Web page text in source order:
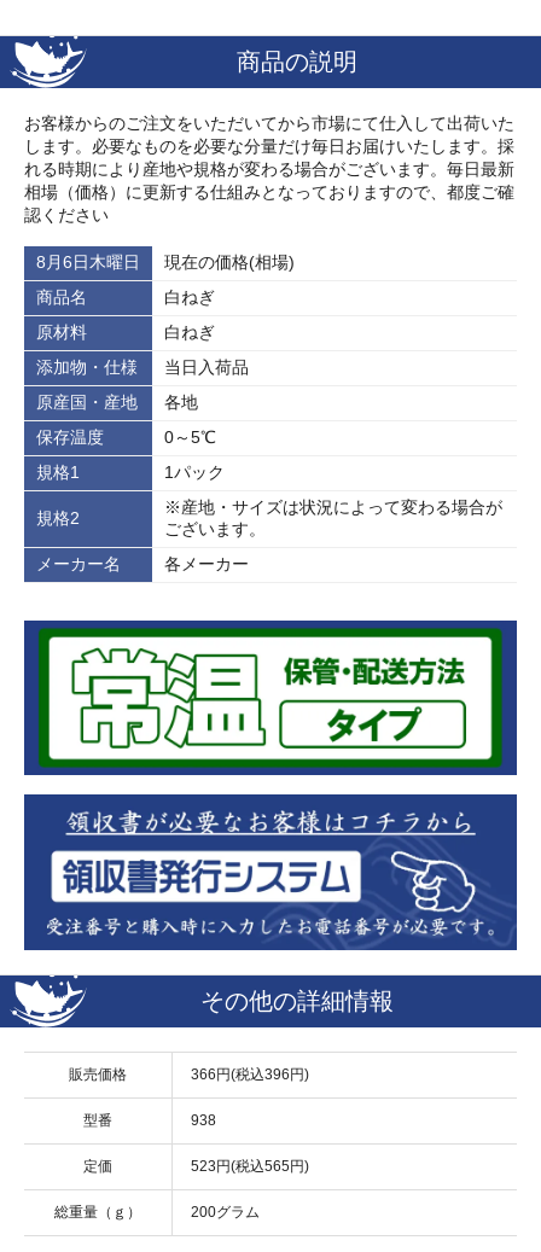
商品の説明
お客様からのご注文をいただいてから市場にて仕入して出荷いた
します。必要なものを必要な分量だけ毎日お届けいたします。採
れる時期により産地や規格が変わる場合がございます。毎日最新
相場（価格）に更新する仕組みとなっておりますので、都度ご確
認ください
8月6日木曜日
現在の価格(相場)
商品名
白ねぎ
原材料
白ねぎ
添加物・仕様
当日入荷品
原産国・産地
各地
保存温度
0～5℃
規格1
1パック
規格2
※産地・サイズは状況によって変わる場合が
ございます。
メーカー名
各メーカー
その他の詳細情報
販売価格 366円(税込396円)
型番 938
定価 523円(税込565円)
総重量（ｇ） 200グラム